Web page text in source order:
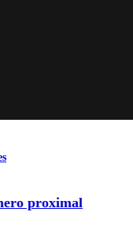
proximal